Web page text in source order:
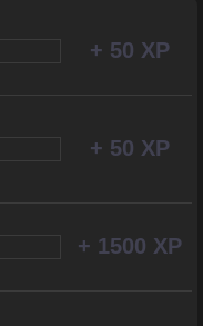
+ 50 XP
+ 50 XP
+ 1500 XP